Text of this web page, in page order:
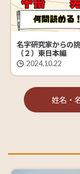
名字研究家からの
（２）東日本編
2024.10.22
姓名・